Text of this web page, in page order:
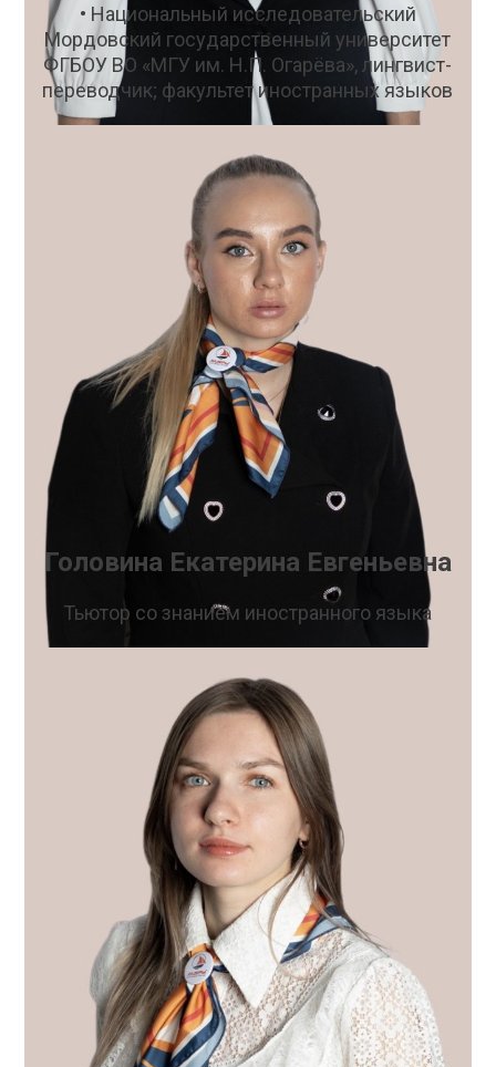
• Национальный исследовательский
Мордовский государственный университет
ФГБОУ ВО «МГУ им. Н.П. Огарёва», лингвист-
переводчик; факультет иностранных языков
Головина Екатерина Евгеньевна
Тьютор со знанием иностранного языка